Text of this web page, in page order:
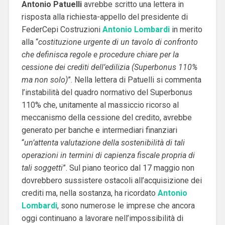
Antonio Patuelliavrebbe scritto una lettera in
risposta alla richiesta-appello del presidente di
FederCepi Costruzioni Antonio Lombardiin merito
alla “costituzione urgente di un tavolo di confronto
che definisca regole e procedure chiare per la
cessione dei crediti dell’edilizia (Superbonus 110%
ma non solo)”. Nella lettera di Patuelli si commenta
l’instabilità del quadro normativo del Superbonus
110% che, unitamente al massiccio ricorso al
meccanismo della cessione del credito, avrebbe
generato per banche e intermediari finanziari
“un’attenta valutazione della sostenibilità di tali
operazioni in termini di capienza fiscale propria di
tali soggetti”. Sul piano teorico dal 17 maggio non
dovrebbero sussistere ostacoli all’acquisizione dei
crediti ma, nella sostanza, ha ricordato Antonio
Lombardi, sono numerose le imprese che ancora
oggi continuano a lavorare nell’impossibilità di